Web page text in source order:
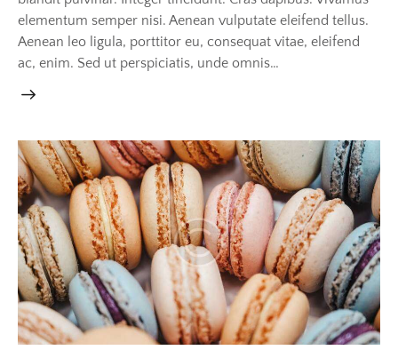
elementum semper nisi. Aenean vulputate eleifend tellus.
Aenean leo ligula, porttitor eu, consequat vitae, eleifend
ac, enim. Sed ut perspiciatis, unde omnis…